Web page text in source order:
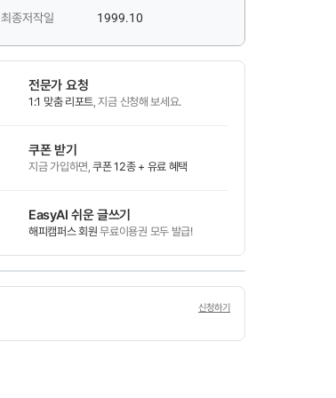
최종저작일 1999.10
전문가 요청
1:1 맞춤 리포트, 지금 신청해 보세요.
쿠폰 받기
지금 가입하면,쿠폰 12종 + 유료 혜택
EasyAI 쉬운 글쓰기
해피캠퍼스 회원 무료이용권 모두 발급!
신청하기